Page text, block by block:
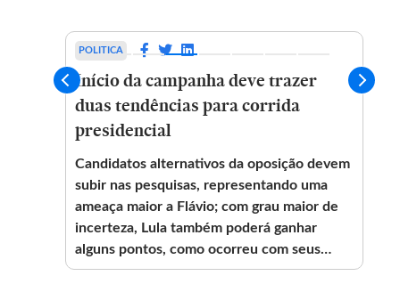
POLITICA
Início da campanha deve trazer
duas tendências para corrida
presidencial
Candidatos alternativos da oposição devem
subir nas pesquisas, representando uma
ameaça maior a Flávio; com grau maior de
incerteza, Lula também poderá ganhar
alguns pontos, como ocorreu com seus
antecessores